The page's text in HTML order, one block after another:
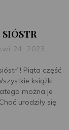
SIÓSTR
24, 2023
Piąta część
książki
można je
urodziły się